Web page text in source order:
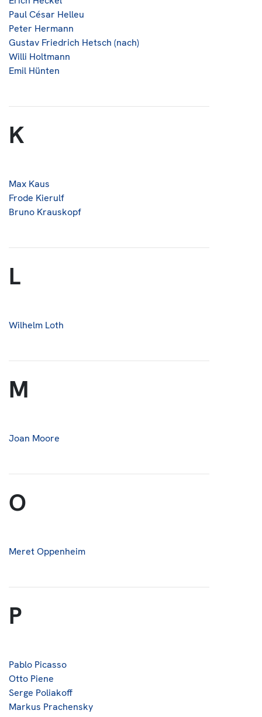
Paul César Helleu
Peter Hermann
Gustav Friedrich Hetsch (nach)
Willi Holtmann
Emil Hünten
K
Max Kaus
Frode Kierulf
Bruno Krauskopf
L
Wilhelm Loth
M
Joan Moore
O
Meret Oppenheim
P
Pablo Picasso
Otto Piene
Serge Poliakoff
Markus Prachensky